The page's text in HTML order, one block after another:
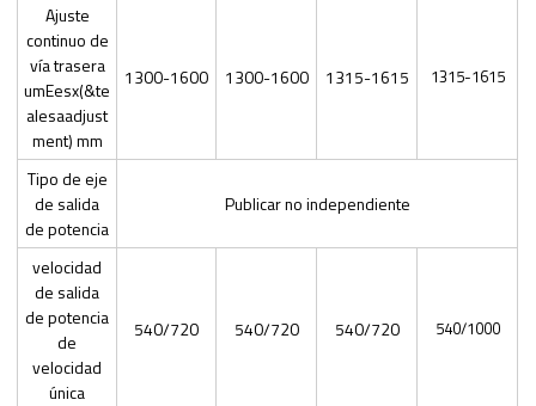
Ajuste
continuo de
vía trasera
umEesx(&te
alesaadjust
ment) mm
1300-1600 1300-1600 1315-1615 1315-1615
Tipo de eje
de salida
de potencia
Publicar no independiente
velocidad
de salida
de potencia
de
velocidad
única
540/720 540/720 540/720 540/1000